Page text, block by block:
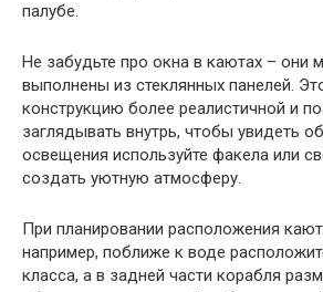
палубе.
Не забудьте про окна в каютах – они
выполнены из стеклянных панелей.
конструкцию более реалистичной и
заглядывать внутрь, чтобы увидеть
освещения используйте факела или
создать уютную атмосферу.
При планировании расположения кают
например, поближе к воде
класса, а в задней части корабля